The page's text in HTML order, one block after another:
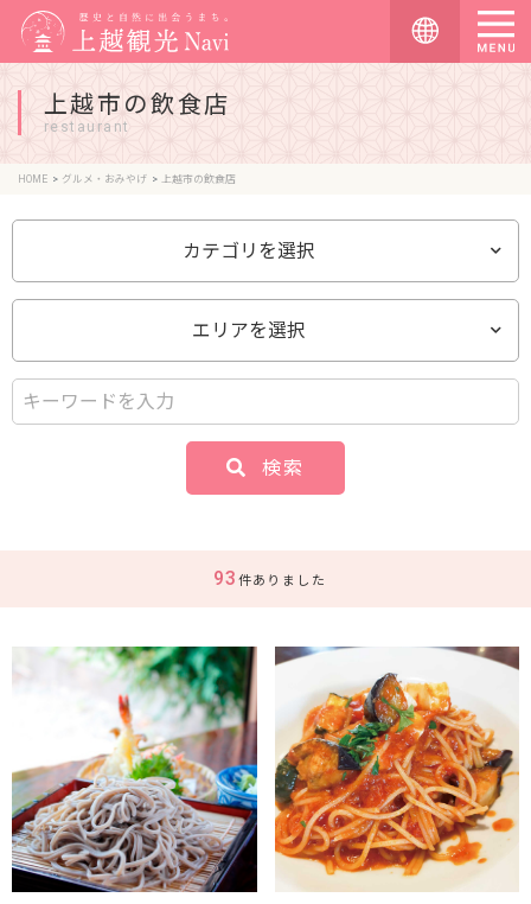
上越市の飲食店
restaurant
HOME グルメ・おみやげ 上越市の飲食店
カテゴリを選択
エリアを選択
検索
93 件ありました